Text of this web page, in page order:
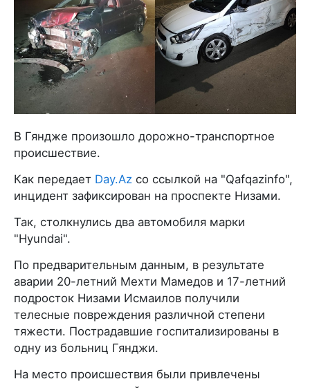
В Гяндже произошло дорожно-транспортное
происшествие.
Как передает Day.Az со ссылкой на "Qafqazinfo",
инцидент зафиксирован на проспекте Низами.
Так, столкнулись два автомобиля марки
"Hyundai".
По предварительным данным, в результате
аварии 20-летний Мехти Мамедов и 17-летний
подросток Низами Исмаилов получили
телесные повреждения различной степени
тяжести. Пострадавшие госпитализированы в
одну из больниц Гянджи.
На место происшествия были привлечены